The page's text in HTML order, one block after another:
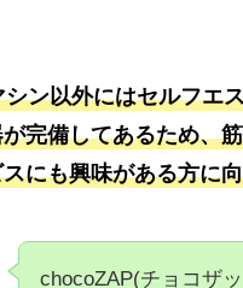
シン以外にはセルフエ
完備してあるため、
にも興味がある方に
chocoZAP(チョコザ